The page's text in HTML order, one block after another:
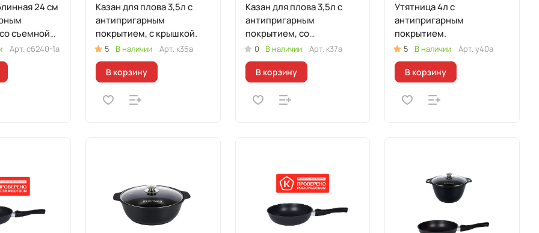
24 см
съемной
Арт. сб240-1а
Казан для плова 3,5л c
антипригарным
покрытием, с крышкой.
5 В наличии Арт. к35а
В корзину
Казан для плова 3,5л c
антипригарным
покрытием, со
стеклянной крышкой.
0 В наличии Арт. к37а
В корзину
Утятница 4л с
антипригарным
покрытием.
5 В наличии Арт.у40а
В корзину